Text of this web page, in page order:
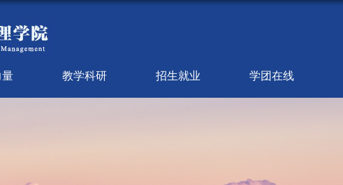
量 教学科研 招生就业 学团在线